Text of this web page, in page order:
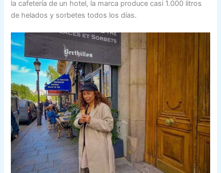
la cafetería de un hotel, la marca produce casi 1.000 litros
de helados y sorbetes todos los días.